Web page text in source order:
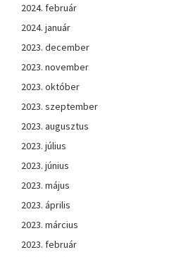
2024. február
2024. január
2023. december
2023. november
2023. október
2023. szeptember
2023. augusztus
2023. július
2023. június
2023. május
2023. április
2023. március
2023. február